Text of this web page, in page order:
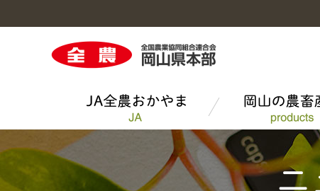
岡山の農畜産物のトップへ
総合家畜市場のトップへ
ＪＡ全農おかやまのトップへ